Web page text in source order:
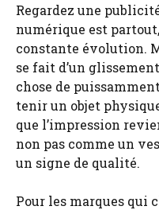
Regardez une
numérique est
constante évolution.
se fait d’un
chose de
tenir un objet
que l’impression
non pas comme un
un signe de qualité.
Pour les marques qui